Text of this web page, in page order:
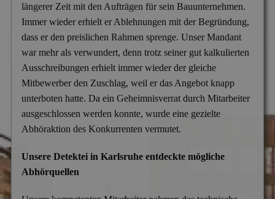
Nachweis Eheähnlichkeit
Partner- & Treuetest
Personen- & Zeugensuche
Scheidung & Ehebruch
Sorgerecht & Vormundschaft
Unterhalt & Alimente
Vaterschaftstest
Einkommensüberprüfung
Insolvenzverschleppung
Korruptionsbekämpfung
Krankschreibungsbetrug
Mitarbeiterüberwachung
Mobbing & Bossing
Bremen
Essen
Dortmund
Dresden
Ausrüstung
FAQ
Preise
Über uns
längerer Zeit mit den Aufträgen für sein Bauunternehmen.
Immer wieder erhielt er Ablehnungen mit der Begründung,
dass er den preislichen Rahmen sprenge. Unser Mandant
war mehr als verwundert, denn trotz seiner gut kalkulierten
Ausschreibungen erhielt immer wieder der gleiche
Mitbewerber den Zuschlag, weil er das Angebot knapp
unterboten hatte. Da ein Geheimnisverrat durch Mitarbeiter
ausgeschlossen werden konnte, wurde eine gezielte
Abhöraktion des Konkurrenten vermutet.
Unsere Detektei in Karlsruhe entdeckte mögliche
Abhörquellen